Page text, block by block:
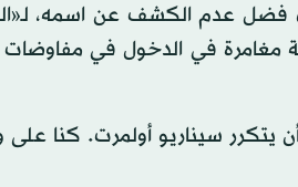
فضل عدم الكشف عن اسمه،
مغامرة في الدخول في
أن يتكرر سيناريو أولمرت. كنا